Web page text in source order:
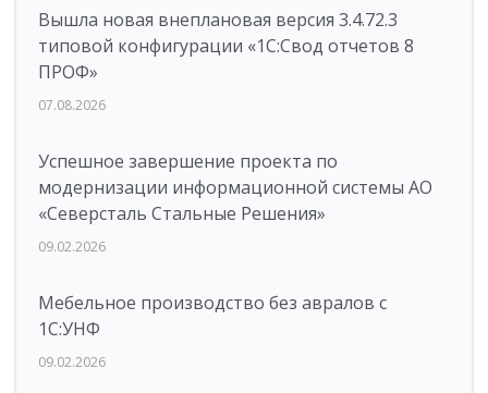
Вышла новая внеплановая версия 3.4.72.3
типовой конфигурации «1C:Свод отчетов 8
ПРОФ»
07.08.2026
Успешное завершение проекта по
модернизации информационной системы АО
«Северсталь Стальные Решения»
09.02.2026
Мебельное производство без авралов с
1С:УНФ
09.02.2026